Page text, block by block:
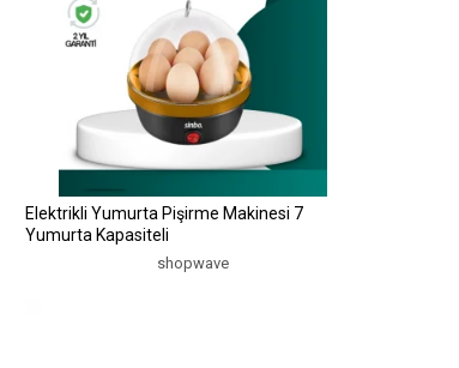
Elektrikli Yumurta Pişirme Makinesi 7
Yumurta Kapasiteli
shopwave